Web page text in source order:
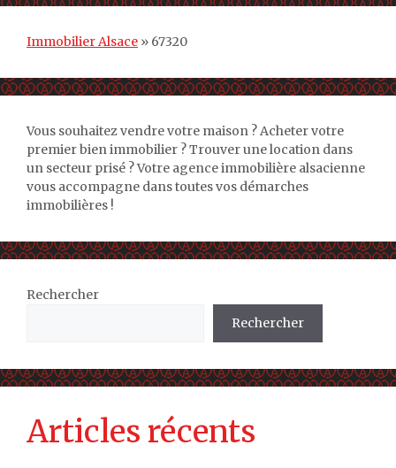
Immobilier Alsace » 67320
Vous souhaitez vendre votre maison ? Acheter votre
premier bien immobilier ? Trouver une location dans
un secteur prisé ? Votre agence immobilière alsacienne
vous accompagne dans toutes vos démarches
immobilières !
Rechercher
Rechercher
Articles récents